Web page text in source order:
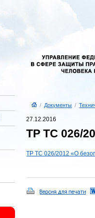
/ Документы /
27.12.2016
ТР ТС 026/
ТР ТС 026/2012 «О